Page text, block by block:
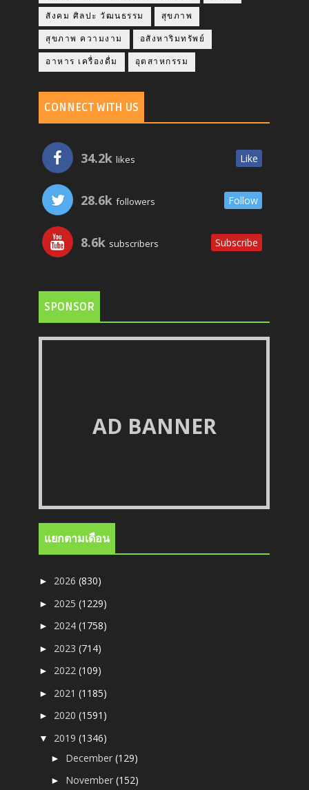
สังคม ศิลปะ วัฒนธรรม สุขภาพ
สุขภาพ ความงาม อสังหาริมทรัพย์
อาหาร เครื่องดื่ม อุตสาหกรรม
CONNECT WITH US
34.2k likes Like
28.6k followers Follow
8.6k subscribers Subscribe
SPONSOR
AD BANNER
แยกตามเดือน
► 2026(830)
► 2025(1229)
► 2024(1758)
► 2023(714)
► 2022(109)
► 2021(1185)
► 2020(1591)
▼ 2019(1346)
► December(129)
► November(152)